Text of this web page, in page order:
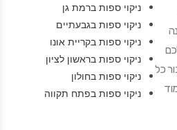
כל
ניקוי ספות ברמת גן
ניקוי ספות בגבעתיים
ניקוי ספות בקריית אונו
ניקוי ספות בראשון לציון
ניקוי ספות בחולון
ניקוי ספות בפתח תקווה